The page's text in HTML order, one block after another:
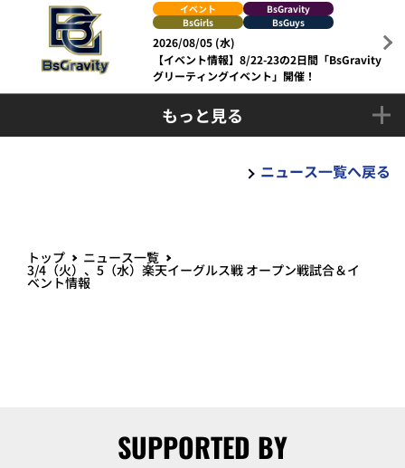
イベント
BsGravity
BsGirls
BsGuys
2026/08/05 (水)
【イベント情報】8/22-23の2日間「BsGravity
グリーティングイベント」開催！
もっと見る
ニュース一覧へ戻る
トップ ニュース一覧
3/4（火）、5（水）楽天イーグルス戦 オープン戦試合＆イ
ベント情報
SUPPORTED BY